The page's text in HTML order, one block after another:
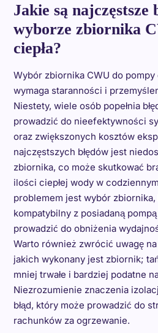
Jakie są najczęstsze
wyborze zbiornika
ciepła?
Wybór zbiornika CWU do
wymaga staranności i
Niestety, wiele osób popełnia
prowadzić do nieefektywności
oraz zwiększonych kosztów
najczęstszych błędów jest
zbiornika, co może skutkować
ilości ciepłej wody w
problemem jest wybór
kompatybilny z posiadaną
prowadzić do obniżenia
Warto również zwrócić uwagę na
jakich wykonany jest zbiornik;
mniej trwałe i bardziej podatne
Niezrozumienie znaczenia
błąd, który może prowadzić do
rachunków za ogrzewanie.